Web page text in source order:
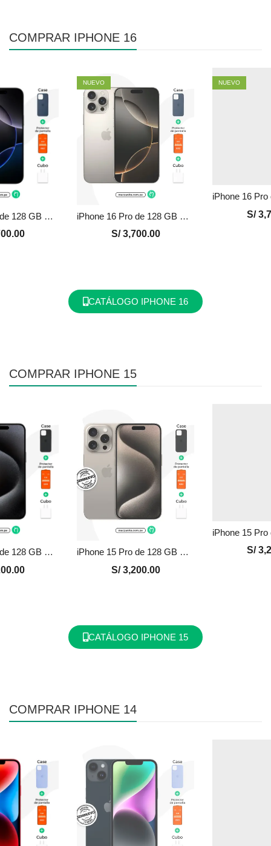
COMPRAR IPHONE 16
iPhone 16 Pro de 128 GB Seminuevo en Perú | Negro, Precio y Garantía
NUEVO
iPhone 16 Pro de 128 GB Seminuevo en Perú | Natural, Precio y Garantía
S/3,700.00
NUEVO
S/
CATÁLOGO IPHONE 16
COMPRAR IPHONE 15
iPhone 15 Pro de 128 GB Seminuevo en Perú | Negro, Precio y Garantía
iPhone 15 Pro de 128 GB Seminuevo en Perú | Natural, Precio y Garantía
S/3,200.00
S/
CATÁLOGO IPHONE 15
COMPRAR IPHONE 14